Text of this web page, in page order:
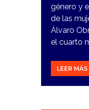
género y
de las
Álvaro
el cuarto
LEER MÁS
12